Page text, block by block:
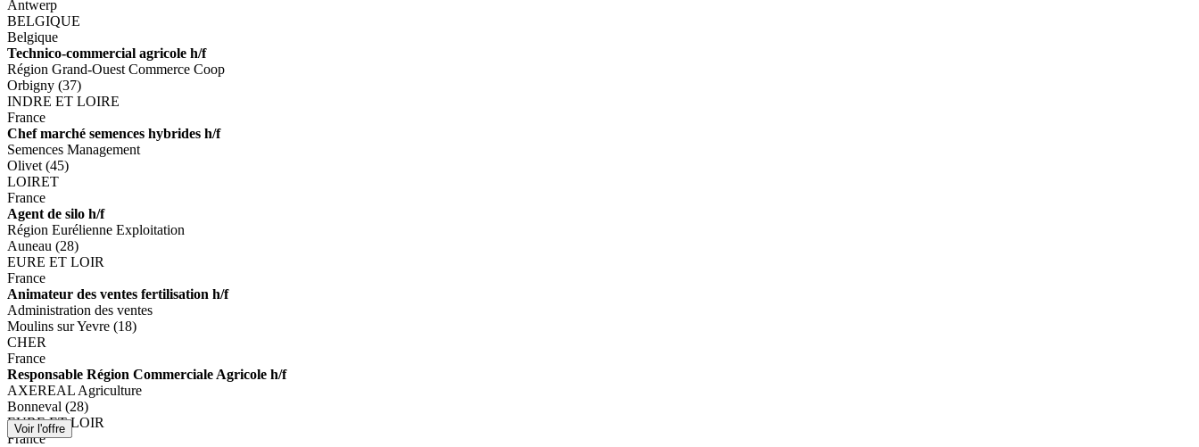
Antwerp
BELGIQUE
Belgique
Technico-commercial agricole h/f
Région Grand-Ouest Commerce Coop
Orbigny (37)
INDRE ET LOIRE
France
Chef marché semences hybrides h/f
Semences Management
Olivet (45)
LOIRET
France
Agent de silo h/f
Région Eurélienne Exploitation
Auneau (28)
EURE ET LOIR
France
Animateur des ventes fertilisation h/f
Administration des ventes
Moulins sur Yevre (18)
CHER
France
Responsable Région Commerciale Agricole h/f
AXEREAL Agriculture
Bonneval (28)
EURE ET LOIR
France